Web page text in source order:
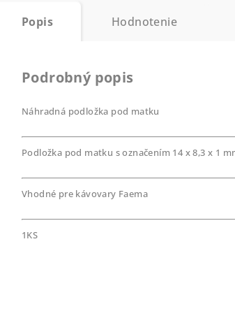
Popis Hodnotenie
Podrobný popis
Náhradná podložka pod matku
Podložka pod matku s označením 14 x 8,3 x 1
Vhodné pre kávovary Faema
1KS